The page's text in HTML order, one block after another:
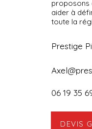
proposons
aider à
toute la
Prestige
06 19 35
DEVIS